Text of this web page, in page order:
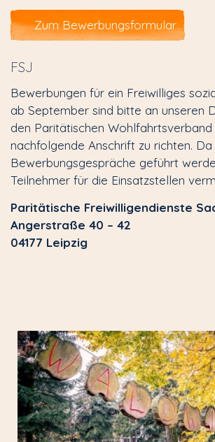
Zum Bewerbungsformular
FSJ
Bewerbungen für ein Freiwilliges
ab September sind bitte an unseren
den Paritätischen Wohlfahrtsverband
nachfolgende Anschrift zu richten.
Bewerbungsgespräche geführt
Teilnehmer für die Einsatzstellen
Paritätische Freiwilligendienste
Angerstraße 40 – 42
04177 Leipzig